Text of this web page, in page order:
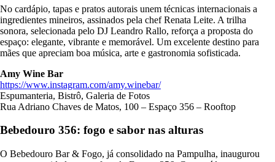
No cardápio, tapas e pratos autorais unem técnicas internacionais a
ingredientes mineiros, assinados pela chef Renata Leite. A trilha
sonora, selecionada pelo DJ Leandro Rallo, reforça a proposta do
espaço: elegante, vibrante e memorável. Um excelente destino para
mães que apreciam boa música, arte e gastronomia sofisticada.
Amy Wine Bar
https://www.instagram.com/amy.winebar/
Espumanteria, Bistrô, Galeria de Fotos
Rua Adriano Chaves de Matos, 100 – Espaço 356 – Rooftop
Bebedouro 356: fogo e sabor nas alturas
O Bebedouro Bar & Fogo, já consolidado na Pampulha, inaugurou